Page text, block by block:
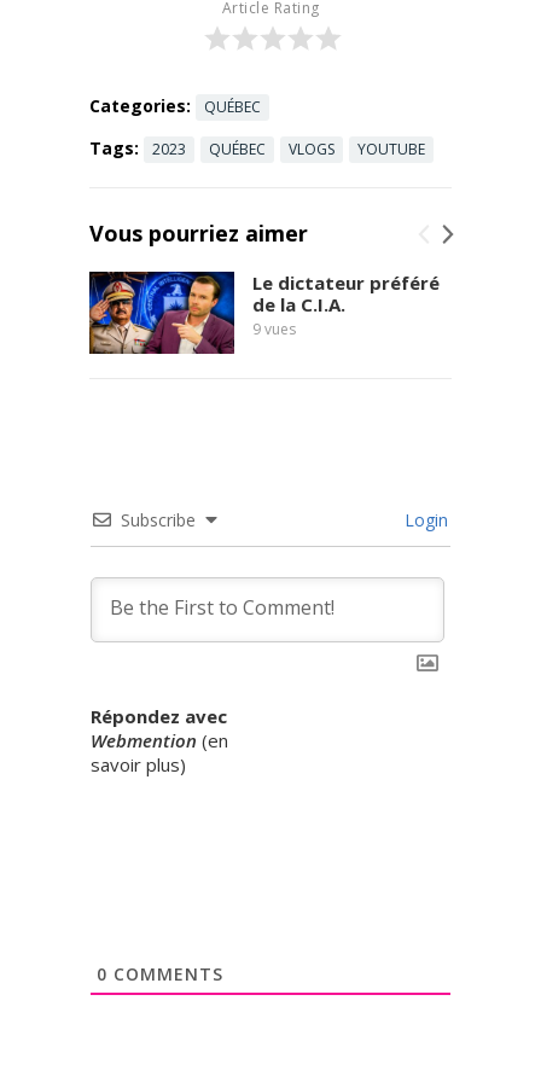
privés vous
...
Article Rating
Categories: QUÉBEC
Tags: 2023 QUÉBEC VLOGS YOUTUBE
Vous pourriez aimer
Le dictateur préféré
de la C.I.A.
9vues
Subscribe Login
Répondez avec
Webmention (en
savoir plus)
0 COMMENTS